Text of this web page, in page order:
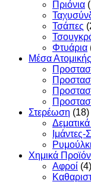
Πριόνια
Τσάπες
Φτυάρια
Μέσα
Στερέωση (18)
Χημικά
Αφροί (4)